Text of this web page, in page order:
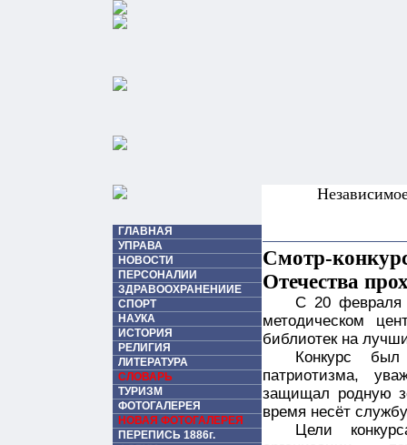
ГЛАВНАЯ
УПРАВА
НОВОСТИ
ПЕРСОНАЛИИ
ЗДРАВООХРАНЕНИИЕ
СПОРТ
НАУКА
ИСТОРИЯ
РЕЛИГИЯ
ЛИТЕРАТУРА
СЛОВАРЬ
ТУРИЗМ
ФОТОГАЛЕРЕЯ
НОВАЯ ФОТОГАЛЕРЕЯ
ПЕРЕПИСЬ 1886г.
Смотр-
Отечества
С 20 февраля
методическом
библиотек на
Конкурс
патриотизма,
защищал родную
время несёт
Цели